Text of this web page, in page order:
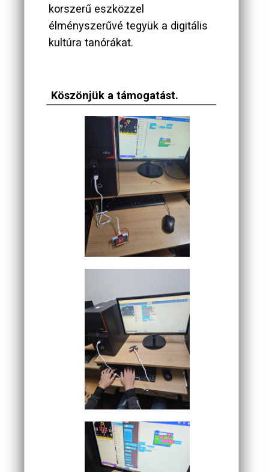
korszerű eszközzel
élményszerűvé tegyük a digitális
kultúra tanórákat.
Köszönjük a támogatást.